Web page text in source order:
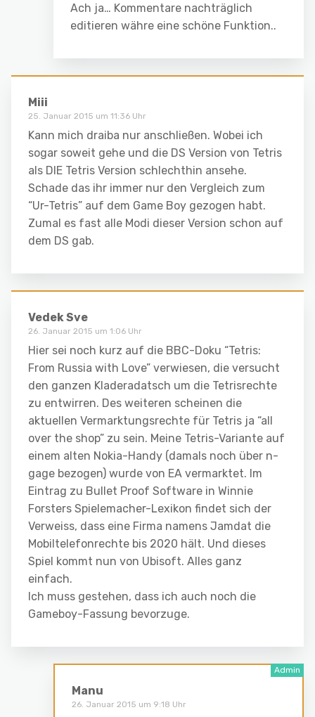
Ach ja… Kommentare nachträglich
editieren währe eine schöne Funktion..
Miii
25. Januar 2015 um 11:36 Uhr
Kann mich draiba nur anschließen. Wobei ich
sogar soweit gehe und die DS Version von Tetris
als DIE Tetris Version schlechthin ansehe.
Schade das ihr immer nur den Vergleich zum
“Ur-Tetris” auf dem Game Boy gezogen habt.
Zumal es fast alle Modi dieser Version schon auf
dem DS gab.
Vedek Sve
26. Januar 2015 um 1:06 Uhr
Hier sei noch kurz auf die BBC-Doku “Tetris:
From Russia with Love” verwiesen, die versucht
den ganzen Kladeradatsch um die Tetrisrechte
zu entwirren. Des weiteren scheinen die
aktuellen Vermarktungsrechte für Tetris ja “all
over the shop” zu sein. Meine Tetris-Variante auf
einem alten Nokia-Handy (damals noch über n-
gage bezogen) wurde von EA vermarktet. Im
Eintrag zu Bullet Proof Software in Winnie
Forsters Spielemacher-Lexikon findet sich der
Verweiss, dass eine Firma namens Jamdat die
Mobiltelefonrechte bis 2020 hält. Und dieses
Spiel kommt nun von Ubisoft. Alles ganz
einfach.
Ich muss gestehen, dass ich auch noch die
Gameboy-Fassung bevorzuge.
Manu
26. Januar 2015 um 9:18 Uhr